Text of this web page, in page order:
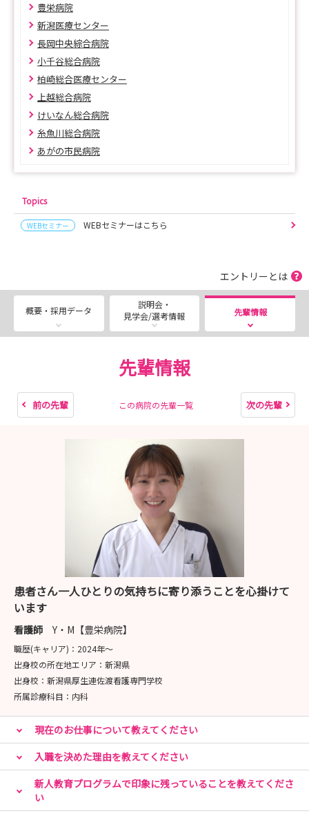
イト内から申込可能です。
上越地域：糸魚川総合病院・上越総合病院・けいなん総合
病院
中越地域：長岡中央綜合病院・柏崎総合医療センター・小
千谷総合病院
下越地域：新潟医療センター・豊栄病院・あがの市民病院
佐渡地域：佐渡総合病院
魚川総合病院。柏崎総合医療センター・長岡中央綜合病
院・佐渡総合病院公開中！）
※JA新潟厚生連ホームページの動画ギャラリーで一度
■インスタグラムでも病院の紹介をしています（柏崎総合
医療センター・長岡中央綜合病院・上越総合病院・ けい
なん総合病院・糸魚川総合病院）
→ https://www.niigata-kouseiren.or.jp/sns/
■1月17日 看護学生就職セミナー WEB LIVE MEGA
https://nurse.mynavi.jp/student/hospitals/outline/807
33
豊栄病院
新潟医療センター
長岡中央綜合病院
小千谷総合病院
柏崎総合医療センター
上越総合病院
けいなん総合病院
糸魚川総合病院
あがの市民病院
Topics
WEBセミナー WEBセミナーはこちら
エントリーとは
概要・採用データ
説明会・
見学会/選考情報
先輩情報
先輩情報
前の先輩 この病院の先輩一覧 次の先輩
患者さん一人ひとりの気持ちに寄り添うことを心掛けて
います
看護師 Y・M【豊栄病院】
職歴(キャリア)： 2024年〜
出身校の所在地エリア： 新潟県
出身校： 新潟県厚生連佐渡看護専門学校
所属診療科目： 内科
現在のお仕事について教えてください
入職を決めた理由を教えてください
新人教育プログラムで印象に残っていることを教えてくださ
い